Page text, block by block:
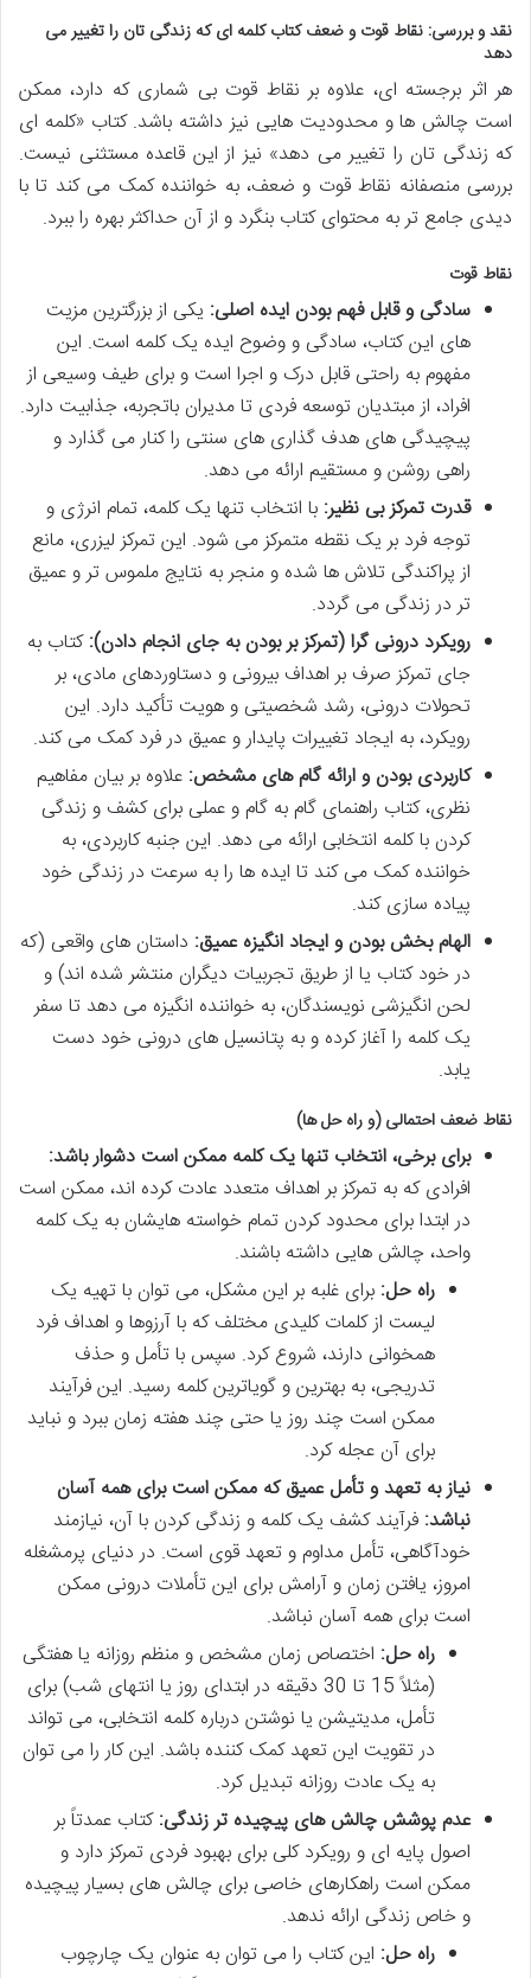
نقد و بررسی: نقاط قوت و ضعف کتاب کلمه ای که زندگی تان را تغییر می
دهد
هر اثر برجسته ای، علاوه بر نقاط قوت بی شماری که دارد، ممکن
است چالش ها و محدودیت هایی نیز داشته باشد. کتاب «کلمه ای
که زندگی تان را تغییر می دهد» نیز از این قاعده مستثنی نیست.
بررسی منصفانه نقاط قوت و ضعف، به خواننده کمک می کند تا با
دیدی جامع تر به محتوای کتاب بنگرد و از آن حداکثر بهره را ببرد.
نقاط قوت
سادگی و قابل فهم بودن ایده اصلی: یکی از بزرگترین مزیت
های این کتاب، سادگی و وضوح ایده یک کلمه است. این
مفهوم به راحتی قابل درک و اجرا است و برای طیف وسیعی از
افراد، از مبتدیان توسعه فردی تا مدیران باتجربه، جذابیت دارد.
پیچیدگی های هدف گذاری های سنتی را کنار می گذارد و
راهی روشن و مستقیم ارائه می دهد.
قدرت تمرکز بی نظیر: با انتخاب تنها یک کلمه، تمام انرژی و
توجه فرد بر یک نقطه متمرکز می شود. این تمرکز لیزری، مانع
از پراکندگی تلاش ها شده و منجر به نتایج ملموس تر و عمیق
تر در زندگی می گردد.
رویکرد درونی گرا (تمرکز بر بودن به جای انجام دادن):کتاب به
جای تمرکز صرف بر اهداف بیرونی و دستاوردهای مادی، بر
تحولات درونی، رشد شخصیتی و هویت تأکید دارد. این
رویکرد، به ایجاد تغییرات پایدار و عمیق در فرد کمک می کند.
کاربردی بودن و ارائه گام های مشخص: علاوه بر بیان مفاهیم
نظری، کتاب راهنمای گام به گام و عملی برای کشف و زندگی
کردن با کلمه انتخابی ارائه می دهد. این جنبه کاربردی، به
خواننده کمک می کند تا ایده ها را به سرعت در زندگی خود
پیاده سازی کند.
الهام بخش بودن و ایجاد انگیزه عمیق: داستان های واقعی (که
در خود کتاب یا از طریق تجربیات دیگران منتشر شده اند) و
لحن انگیزشی نویسندگان، به خواننده انگیزه می دهد تا سفر
یک کلمه را آغاز کرده و به پتانسیل های درونی خود دست
یابد.
نقاط ضعف احتمالی (و راه حل ها)
برای برخی، انتخاب تنها یک کلمه ممکن است دشوار باشد:
افرادی که به تمرکز بر اهداف متعدد عادت کرده اند، ممکن است
در ابتدا برای محدود کردن تمام خواسته هایشان به یک کلمه
واحد، چالش هایی داشته باشند.
راه حل: برای غلبه بر این مشکل، می توان با تهیه یک
لیست از کلمات کلیدی مختلف که با آرزوها و اهداف فرد
همخوانی دارند، شروع کرد. سپس با تأمل و حذف
تدریجی، به بهترین و گویاترین کلمه رسید. این فرآیند
ممکن است چند روز یا حتی چند هفته زمان ببرد و نباید
برای آن عجله کرد.
نیاز به تعهد و تأمل عمیق که ممکن است برای همه آسان
نباشد: فرآیند کشف یک کلمه و زندگی کردن با آن، نیازمند
خودآگاهی، تأمل مداوم و تعهد قوی است. در دنیای پرمشغله
امروز، یافتن زمان و آرامش برای این تأملات درونی ممکن
است برای همه آسان نباشد.
راه حل: اختصاص زمان مشخص و منظم روزانه یا هفتگی
(مثلاً 15 تا 30 دقیقه در ابتدای روز یا انتهای شب) برای
تأمل، مدیتیشن یا نوشتن درباره کلمه انتخابی، می تواند
در تقویت این تعهد کمک کننده باشد. این کار را می توان
به یک عادت روزانه تبدیل کرد.
عدم پوشش چالش های پیچیده تر زندگی:کتاب عمدتاً بر
اصول پایه ای و رویکرد کلی برای بهبود فردی تمرکز دارد و
ممکن است راهکارهای خاصی برای چالش های بسیار پیچیده
و خاص زندگی ارائه ندهد.
راه حل: این کتاب را می توان به عنوان یک چارچوب